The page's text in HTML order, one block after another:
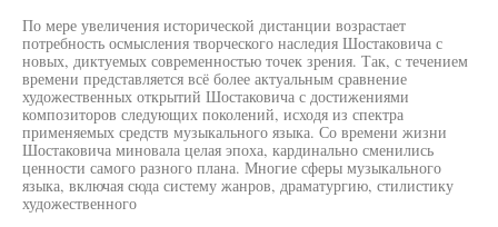
По мере увеличения исторической дистанции возрастает
потребность осмысления творческого наследия Шостаковича с
новых, диктуемых современностью точек зрения. Так, с течением
времени представляется всё более актуальным сравнение
художественных открытий Шостаковича с достижениями
композиторов следующих поколений, исходя из спектра
применяемых средств музыкального языка. Со времени жизни
Шостаковича миновала целая эпоха, кардинально сменились
ценности самого разного плана. Многие сферы музыкального
языка, включая сюда систему жанров, драматургию, стилистику
художественного